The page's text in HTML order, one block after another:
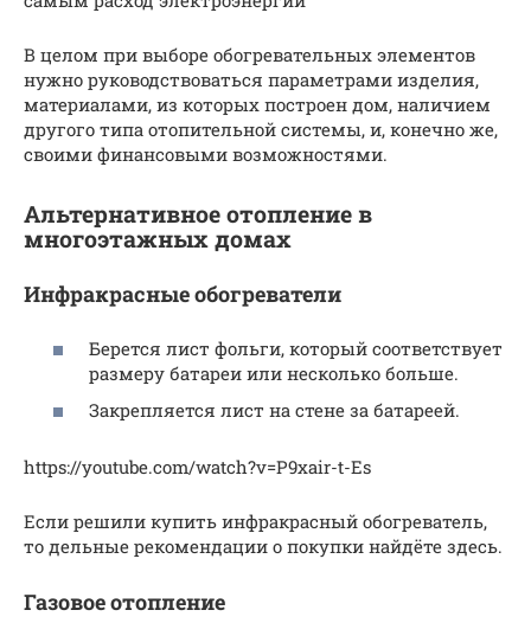
В целом при выборе обогревательных элементов
нужно руководствоваться параметрами изделия,
материалами, из которых построен дом, наличием
другого типа отопительной системы, и, конечно же,
своими финансовыми возможностями.
Альтернативное отопление в
многоэтажных домах
Инфракрасные обогреватели
Берется лист фольги, который соответствует
размеру батареи или несколько больше.
Закрепляется лист на стене за батареей.
https://youtube.com/watch?v=P9xair-t-Es
Если решили купить инфракрасный обогреватель,
то дельные рекомендации о покупки найдёте здесь.
Газовое отопление